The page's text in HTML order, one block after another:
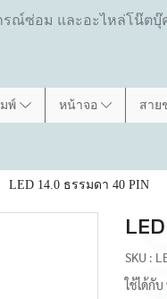
รณ์ซ่อม และอะไหล่โน๊ต
มพ์ หน้าจอ สาย
LED 14.0 ธรรมดา 40 PIN
SKU :
ใช้ได้กั